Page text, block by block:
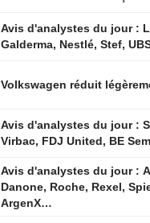
Avis d'analystes du jour :
Galderma, Nestlé, Stef,
Volkswagen réduit
Avis d'analystes du jour :
Virbac, FDJ United, BE
Avis d'analystes du jour :
Danone, Roche, Rexel,
ArgenX…